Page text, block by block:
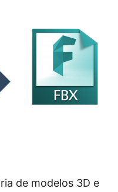
de modelos 3D e